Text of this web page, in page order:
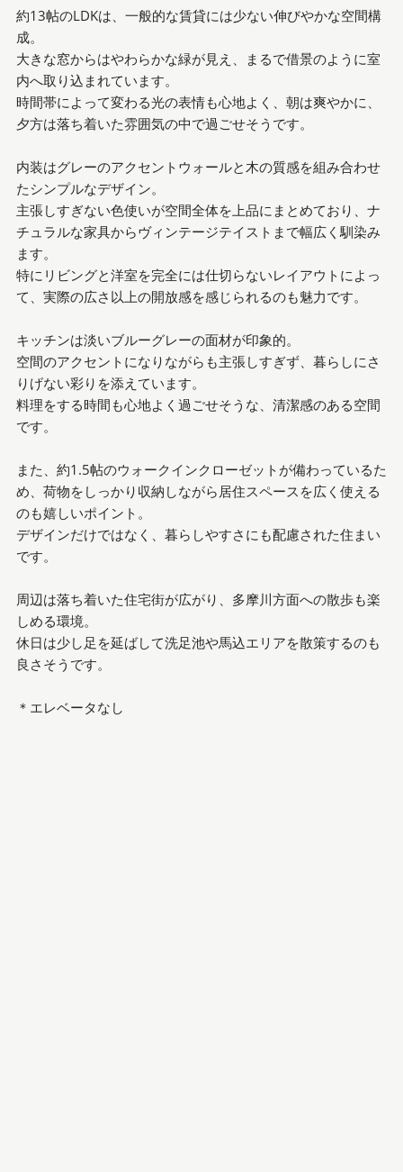
約13帖のLDKは、一般的な賃貸には少ない伸びやかな空間構
成。
大きな窓からはやわらかな緑が見え、まるで借景のように室
内へ取り込まれています。
時間帯によって変わる光の表情も心地よく、朝は爽やかに、
夕方は落ち着いた雰囲気の中で過ごせそうです。
内装はグレーのアクセントウォールと木の質感を組み合わせ
たシンプルなデザイン。
主張しすぎない色使いが空間全体を上品にまとめており、ナ
チュラルな家具からヴィンテージテイストまで幅広く馴染み
ます。
特にリビングと洋室を完全には仕切らないレイアウトによっ
て、実際の広さ以上の開放感を感じられるのも魅力です。
キッチンは淡いブルーグレーの面材が印象的。
空間のアクセントになりながらも主張しすぎず、暮らしにさ
りげない彩りを添えています。
料理をする時間も心地よく過ごせそうな、清潔感のある空間
です。
また、約1.5帖のウォークインクローゼットが備わっているた
め、荷物をしっかり収納しながら居住スペースを広く使える
のも嬉しいポイント。
デザインだけではなく、暮らしやすさにも配慮された住まい
です。
周辺は落ち着いた住宅街が広がり、多摩川方面への散歩も楽
しめる環境。
休日は少し足を延ばして洗足池や馬込エリアを散策するのも
良さそうです。
＊エレベータなし